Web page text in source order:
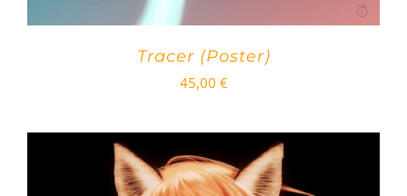
Tracer (Poster)
45,00 €